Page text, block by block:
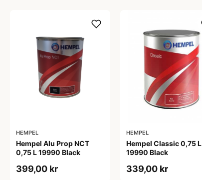
HEMPEL
Hempel Alu Prop NCT
0,75 L 19990 Black
399,00 kr
HEMPEL
Hempel Classic 0,75 L
19990 Black
339,00 kr